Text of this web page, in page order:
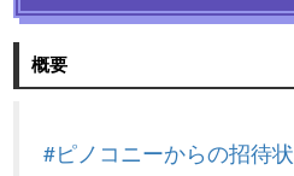
概要
#ピノコニーからの招待状